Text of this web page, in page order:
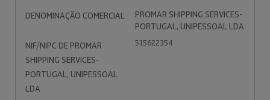
DENOMINAÇÃO COMERCIAL
PROMAR SHIPPING SERVICES-
PORTUGAL, UNIPESSOAL LDA
NIF/NIPC DE PROMAR
SHIPPING SERVICES-
PORTUGAL, UNIPESSOAL
LDA
515622354